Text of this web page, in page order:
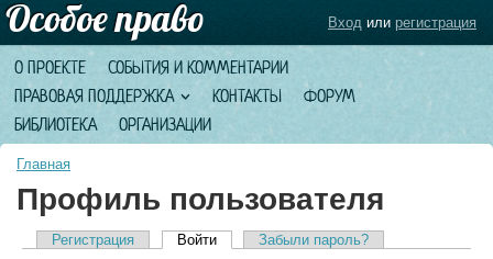
О ПРОЕКТЕ
СОБЫТИЯ И КОММЕНТАРИИ
ПРАВОВАЯ ПОДДЕРЖКА
КОНТАКТЫ
ФОРУМ
БИБЛИОТЕКА
ОРГАНИЗАЦИИ
Вход или регистрация
Главная
Профиль пользователя
Главные вкладки
Регистрация Войти(активная вкладка)
Забыли пароль?